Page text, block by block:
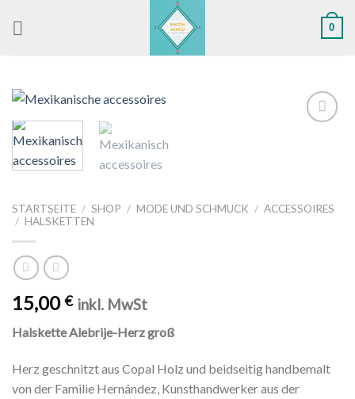
0
STARTSEITE / SHOP / MODE UND SCHMUCK / ACCESSOIRES
/ HALSKETTEN
15,00€ inkl. MwSt
Halskette Alebrije-Herz groß
Herz geschnitzt aus Copal Holz und beidseitig handbemalt
von der Familie Hernández, Kunsthandwerker aus der